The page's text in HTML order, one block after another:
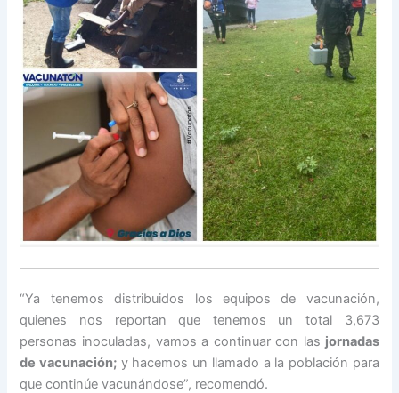
“Ya tenemos distribuidos los equipos de vacunación,
quienes nos reportan que tenemos un total 3,673
personas inoculadas, vamos a continuar con las jornadas
de vacunación; y hacemos un llamado a la población para
que continúe vacunándose”, recomendó.